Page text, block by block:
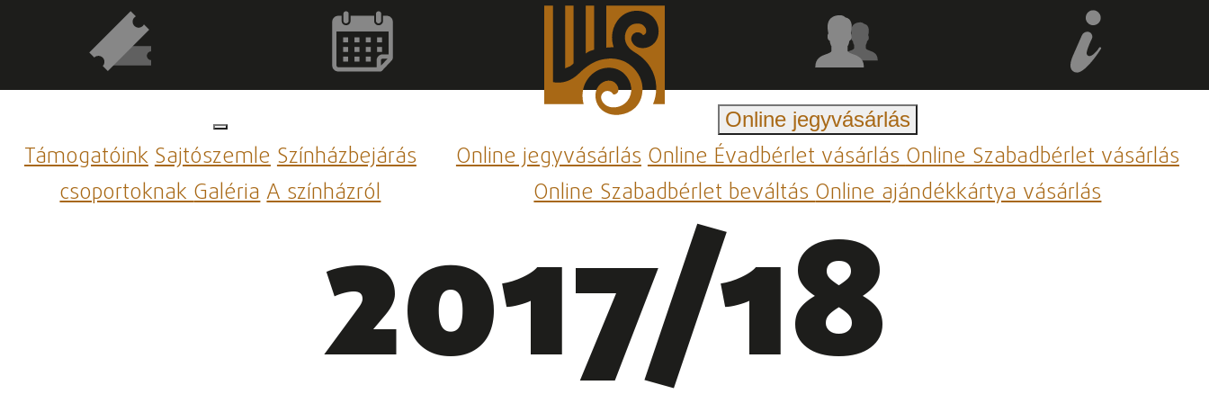
TámogatóinkSajtószemleSzínházbejárás
csoportoknakGalériaA színházról
Online jegyvásárlás
Online jegyvásárlásOnline Évadbérlet vásárlásOnline Szabadbérlet vásárlás
Online Szabadbérlet beváltásOnline ajándékkártya vásárlás
2017/18